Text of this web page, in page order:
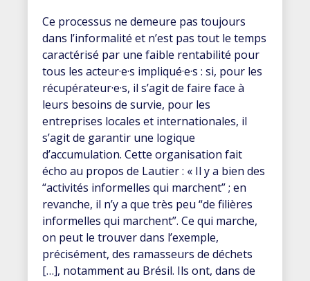
Ce processus ne demeure pas toujours
dans l’informalité et n’est pas tout le temps
caractérisé par une faible rentabilité pour
tous les acteur·e·s impliqué·e·s : si, pour les
récupérateur·e·s, il s’agit de faire face à
leurs besoins de survie, pour les
entreprises locales et internationales, il
s’agit de garantir une logique
d’accumulation. Cette organisation fait
écho au propos de Lautier : « Il y a bien des
“activités informelles qui marchent” ; en
revanche, il n’y a que très peu “de filières
informelles qui marchent”. Ce qui marche,
on peut le trouver dans l’exemple,
précisément, des ramasseurs de déchets
[…], notamment au Brésil. Ils ont, dans de